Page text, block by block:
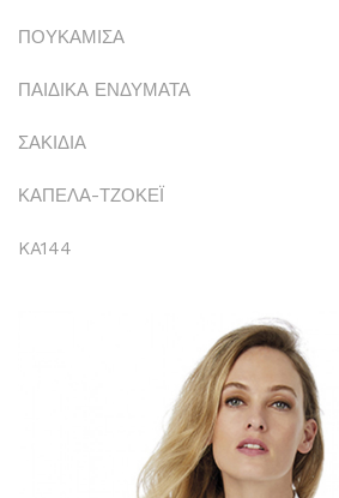
ΠΟΥΚΑΜΙΣΑ
ΠΑΙΔΙΚΑ ΕΝΔΥΜΑΤΑ
ΣΑΚΙΔΙΑ
ΚΑΠΕΛΑ-ΤΖΟΚΕΪ
KA144